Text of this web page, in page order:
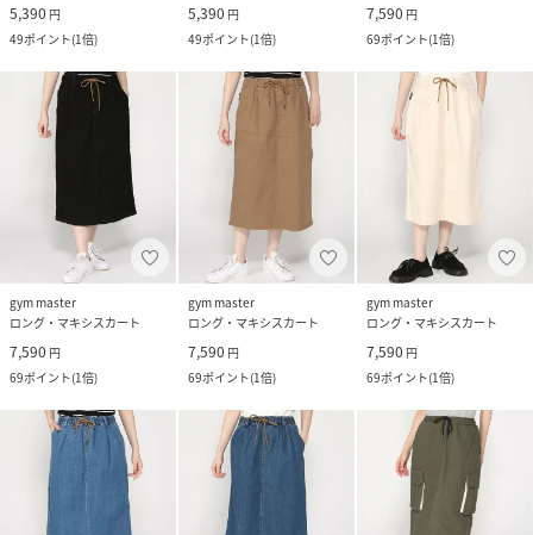
5,390 円
49ポイント(1倍)
5,390 円
49ポイント(1倍)
7,590 円
69ポイント(1倍)
gym master
ロング・マキシスカート
7,590 円
69ポイント(1倍)
gym master
ロング・マキシスカート
7,590 円
69ポイント(1倍)
gym master
ロング・マキシスカート
7,590 円
69ポイント(1倍)